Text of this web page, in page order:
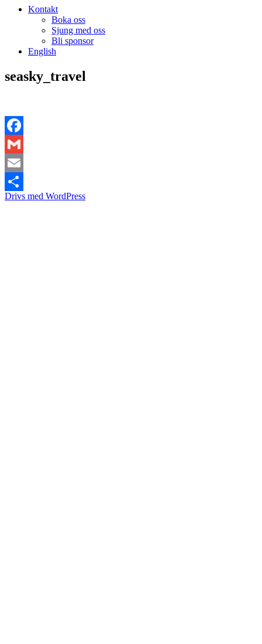
Kontakt
Boka oss
Sjung med oss
Bli sponsor
English
seasky_travel
Facebook
Gmail
Email
Dela
Drivs med WordPress